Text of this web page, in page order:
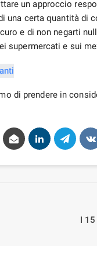
un approccio
una certa quantità di
e di non negarti
supermercati e sui
di prendere in
I